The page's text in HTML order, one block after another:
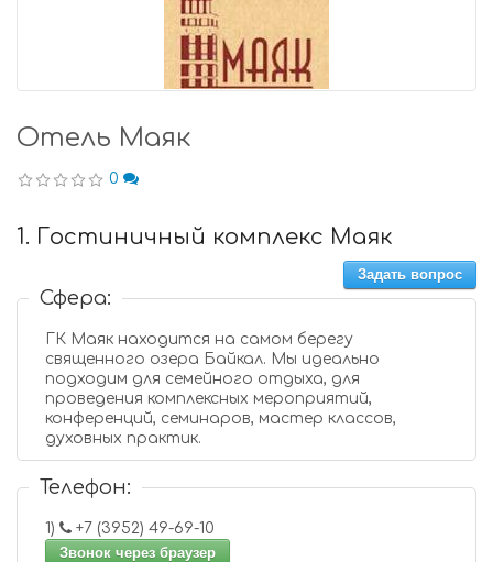
Отель Маяк
0
1. Гостиничный комплекс Маяк
Задать вопрос
Сфера:
ГК Маяк находится на самом берегу
священного озера Байкал. Мы идеально
подходим для семейного отдыха, для
проведения комплексных мероприятий,
конференций, семинаров, мастер классов,
духовных практик.
Телефон:
1)
+7 (3952) 49-69-10
Звонок через браузер